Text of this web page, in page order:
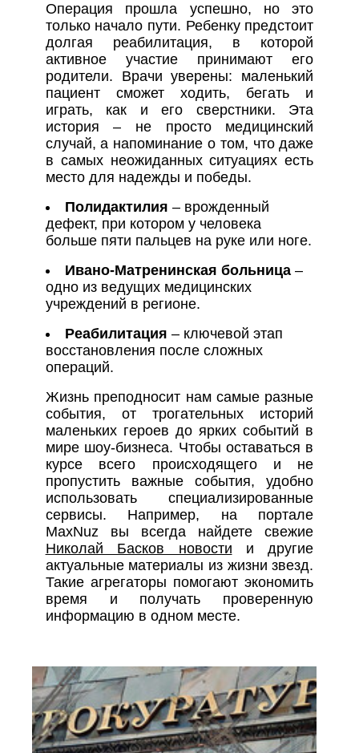
Операция прошла успешно, но это
только начало пути. Ребенку предстоит
долгая реабилитация, в которой
активное участие принимают его
родители. Врачи уверены: маленький
пациент сможет ходить, бегать и
играть, как и его сверстники. Эта
история – не просто медицинский
случай, а напоминание о том, что даже
в самых неожиданных ситуациях есть
место для надежды и победы.
Полидактилия – врожденный
дефект, при котором у человека
больше пяти пальцев на руке или ноге.
Ивано-Матренинская больница–
одно из ведущих медицинских
учреждений в регионе.
Реабилитация – ключевой этап
восстановления после сложных
операций.
Жизнь преподносит нам самые разные
события, от трогательных историй
маленьких героев до ярких событий в
мире шоу-бизнеса. Чтобы оставаться в
курсе всего происходящего и не
пропустить важные события, удобно
использовать специализированные
сервисы. Например, на портале
MaxNuz вы всегда найдете свежие
Николай Басков новости и другие
актуальные материалы из жизни звезд.
Такие агрегаторы помогают экономить
время и получать проверенную
информацию в одном месте.